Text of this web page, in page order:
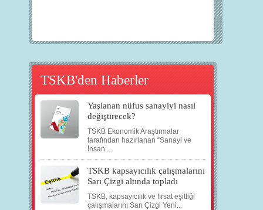
TSKB'den Haberler
Yaşlanan nüfus sanayiyi nasıl
değiştirecek?
TSKB Ekonomik Araştırmalar
tarafından hazırlanan “Sanayi ve
İnsan:...
TSKB kapsayıcılık çalışmalarını
Sarı Çizgi altında topladı
TSKB, kapsayıcılık ve fırsat eşitliği
çalışmalarını Sarı Çizgi Yeni...